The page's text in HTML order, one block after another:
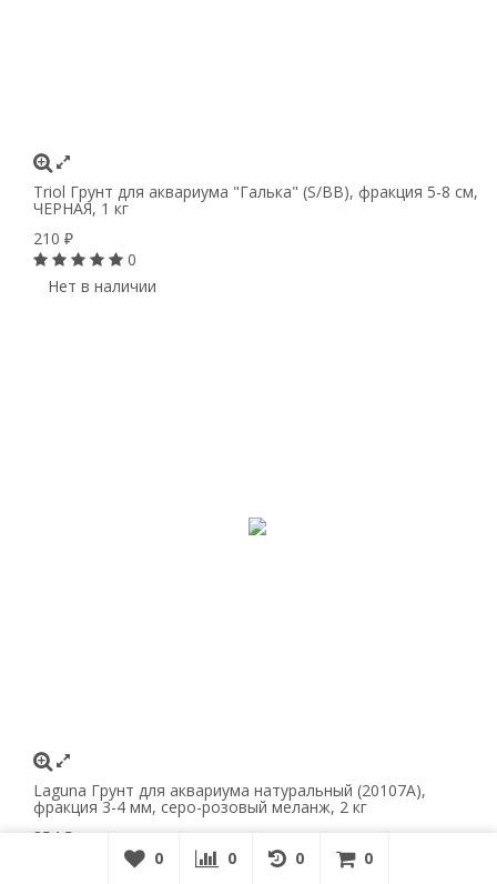
Triol Грунт для аквариума "Галька" (S/BВ), фракция 5-8 см,
ЧЕРНАЯ, 1 кг
210 ₽
0
Нет в наличии
Laguna Грунт для аквариума натуральный (20107А),
фракция 3-4 мм, серо-розовый меланж, 2 кг
354 ₽
0
0 0 0 0